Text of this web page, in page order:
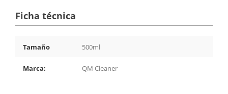
Ficha técnica
Tamaño 500ml
Marca: QM Cleaner